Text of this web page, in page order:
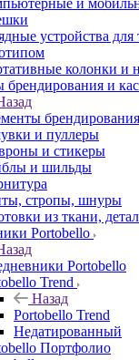
и
устройства для
колонки и
брендирования и
и пуллеры
и стикеры
и шильды
стропы, шнуры
из ткани,
Portobello
Portobello
Trend
Назад
Portobello Trend
Недатированный
Портфолио